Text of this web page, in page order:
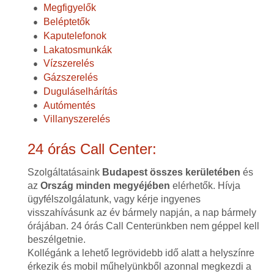
Megfigyelők
Beléptetők
Kaputelefonok
Lakatosmunkák
Vízszerelés
Gázszerelés
Duguláselhárítás
Autómentés
Villanyszerelés
24 órás Call Center:
Szolgáltatásaink Budapest összes kerületében és
az Ország minden megyéjében elérhetők. Hívja
ügyfélszolgálatunk, vagy kérje ingyenes
visszahívásunk az év bármely napján, a nap bármely
órájában. 24 órás Call Centerünkben nem géppel kell
beszélgetnie.
Kollégánk a lehető legrövidebb idő alatt a helyszínre
érkezik és mobil műhelyünkből azonnal megkezdi a